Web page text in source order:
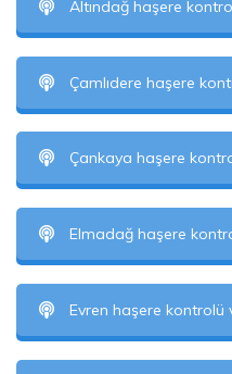
Altındağ haşere
Çamlıdere haşere
Çankaya haşere
Elmadağ haşere
Evren haşere kontrolü